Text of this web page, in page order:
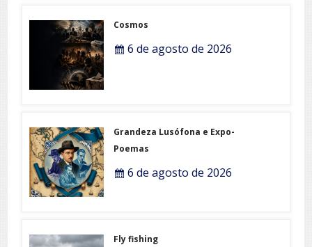
Cosmos
6 de agosto de 2026
Grandeza Lusófona e Expo-
Poemas
6 de agosto de 2026
Fly fishing